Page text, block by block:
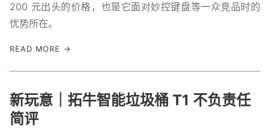
200 元出头的价格，也是它面对妙控键盘等一众竞品时的
优势所在。
READ MORE →
新玩意｜拓牛智能垃圾桶 T1 不负责任
简评